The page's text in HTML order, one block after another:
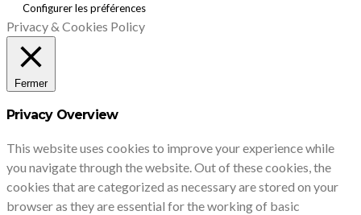
Configurer les préférences
Privacy & Cookies Policy
Fermer
Privacy Overview
This website uses cookies to improve your experience while
you navigate through the website. Out of these cookies, the
cookies that are categorized as necessary are stored on your
browser as they are essential for the working of basic